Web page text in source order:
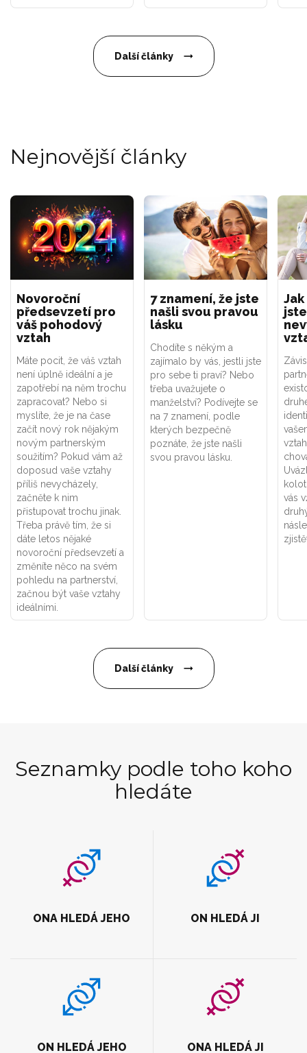
Další články
Nejnovější články
Novoroční
předsevzetí pro
váš pohodový
vztah
Máte pocit, že váš vztah
není úplně ideální a je
zapotřebí na něm trochu
zapracovat? Nebo si
myslíte, že je na čase
začít nový rok nějakým
novým partnerským
soužitím? Pokud vám až
doposud vaše vztahy
příliš nevycházely,
začněte k nim
přistupovat trochu jinak.
Třeba právě tím, že si
dáte letos nějaké
novoroční předsevzetí a
změníte něco na svém
pohledu na partnerství,
začnou být vaše vztahy
ideálními.
7 znamení, že jste
našli svou pravou
lásku
Chodíte s někým a
zajímalo by vás, jestli jste
pro sebe ti praví? Nebo
třeba uvažujete o
manželství? Podívejte se
na 7 znamení, podle
kterých bezpečně
poznáte, že jste našli
svou pravou lásku.
vás
Další články
Seznamky podle toho koho
hledáte
ONA HLEDÁ JEHO ON HLEDÁ JI
ON HLEDÁ JEHO ONA HLEDÁ JI